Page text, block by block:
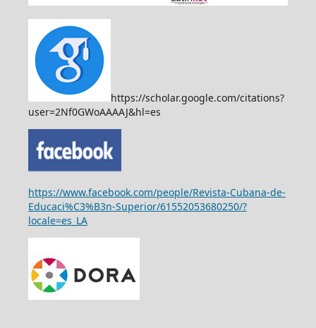
https://scholar.google.com/citations?
user=2Nf0GWoAAAAJ&hl=es
https://www.facebook.com/people/Revista-Cubana-de-
Educaci%C3%B3n-Superior/61552053680250/?
locale=es_LA